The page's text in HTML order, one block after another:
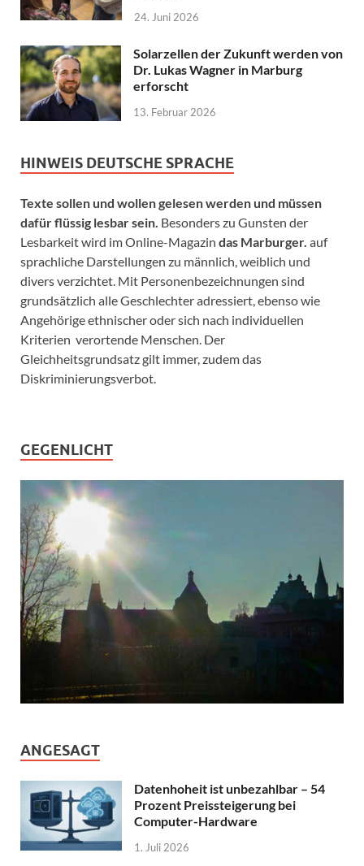
24. Juni 2026
Solarzellen der Zukunft werden von
Dr. Lukas Wagner in Marburg
erforscht
13. Februar 2026
HINWEIS DEUTSCHE SPRACHE
Texte sollen und wollen gelesen werden und müssen
dafür flüssig lesbar sein. Besonders zu Gunsten der
Lesbarkeit wird im Online-Magazin das Marburger. auf
sprachliche Darstellungen zu männlich, weiblich und
divers verzichtet. Mit Personenbezeichnungen sind
grundsätzlich alle Geschlechter adressiert, ebenso wie
Angehörige ethnischer oder sich nach individuellen
Kriterien verortende Menschen. Der
Gleichheitsgrundsatz gilt immer, zudem das
Diskriminierungsverbot.
GEGENLICHT
ANGESAGT
Datenhoheit ist unbezahlbar – 54
Prozent Preissteigerung bei
Computer-Hardware
1. Juli 2026